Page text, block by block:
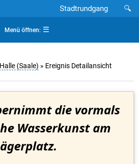
🔍
Stadtrundgang
Menü öffnen:☰
(Saale) » Ereignis Detailansicht
die vormals
Wasserkunst am